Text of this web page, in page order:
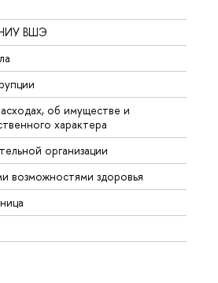
НИУ ВШЭ
об имуществе и
характера
организации
возможностями здоровья